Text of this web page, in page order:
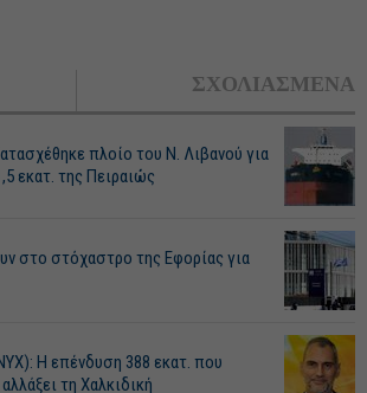
ΣΧΟΛΙΑΣΜΕΝΑ
πλοίο του Ν. Λιβανού για
εκατ. της Πειραιώς
στο στόχαστρο της Εφορίας για
Η επένδυση 388 εκατ. που
τη Χαλκιδική